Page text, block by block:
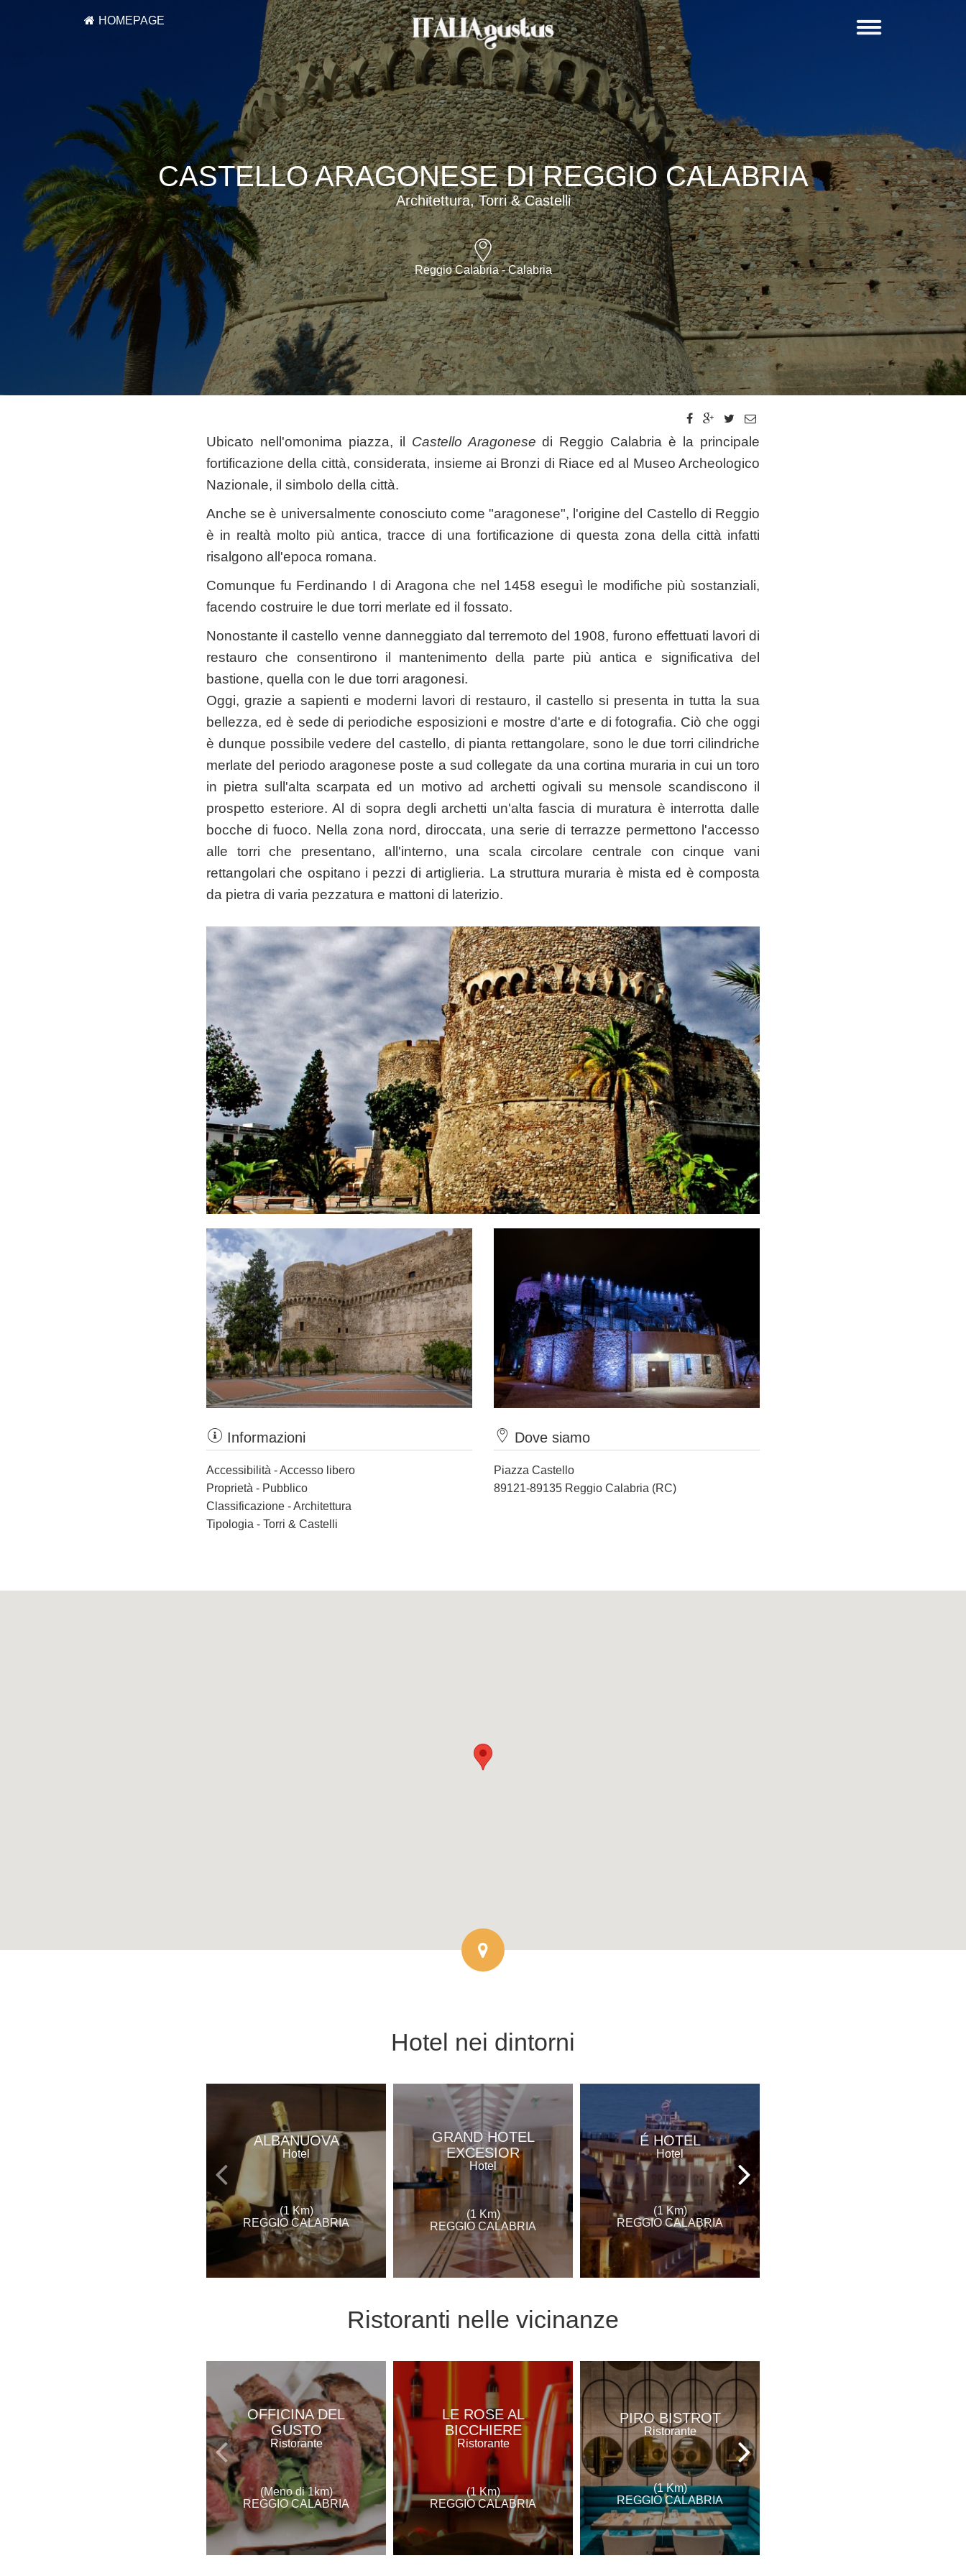
HOMEPAGE
CASTELLO ARAGONESE DI REGGIO CALABRIA
Architettura, Torri & Castelli
Reggio Calabria - Calabria
Ubicato nell'omonima piazza, il Castello Aragonese di Reggio Calabria è la principale
fortificazione della città, considerata, insieme ai Bronzi di Riace ed al Museo Archeologico
Nazionale, il simbolo della città.
Anche se è universalmente conosciuto come "aragonese", l'origine del Castello di Reggio
è in realtà molto più antica, tracce di una fortificazione di questa zona della città infatti
risalgono all'epoca romana.
Comunque fu Ferdinando I di Aragona che nel 1458 eseguì le modifiche più sostanziali,
facendo costruire le due torri merlate ed il fossato.
Nonostante il castello venne danneggiato dal terremoto del 1908, furono effettuati lavori di
restauro che consentirono il mantenimento della parte più antica e significativa del
bastione, quella con le due torri aragonesi.
Oggi, grazie a sapienti e moderni lavori di restauro, il castello si presenta in tutta la sua
bellezza, ed è sede di periodiche esposizioni e mostre d'arte e di fotografia. Ciò che oggi
è dunque possibile vedere del castello, di pianta rettangolare, sono le due torri cilindriche
merlate del periodo aragonese poste a sud collegate da una cortina muraria in cui un toro
in pietra sull'alta scarpata ed un motivo ad archetti ogivali su mensole scandiscono il
prospetto esteriore. Al di sopra degli archetti un'alta fascia di muratura è interrotta dalle
bocche di fuoco. Nella zona nord, diroccata, una serie di terrazze permettono l'accesso
alle torri che presentano, all'interno, una scala circolare centrale con cinque vani
rettangolari che ospitano i pezzi di artiglieria. La struttura muraria è mista ed è composta
da pietra di varia pezzatura e mattoni di laterizio.
Informazioni
Accessibilità - Accesso libero
Proprietà - Pubblico
Classificazione - Architettura
Tipologia - Torri & Castelli
Dove siamo
Piazza Castello
89121-89135 Reggio Calabria (RC)
Hotel nei dintorni
ALBANUOVA
Hotel
(1 Km)
REGGIO CALABRIA
GRAND HOTEL
EXCESIOR
Hotel
(1 Km)
REGGIO CALABRIA
É HOTEL
Hotel
(1 Km)
REGGIO CALABRIA
Ristoranti nelle vicinanze
OFFICINA DEL
GUSTO
Ristorante
(Meno di 1km)
REGGIO CALABRIA
LE ROSE AL
BICCHIERE
Ristorante
(1 Km)
REGGIO CALABRIA
PIRO BISTROT
Ristorante
(1 Km)
REGGIO CALABRIA